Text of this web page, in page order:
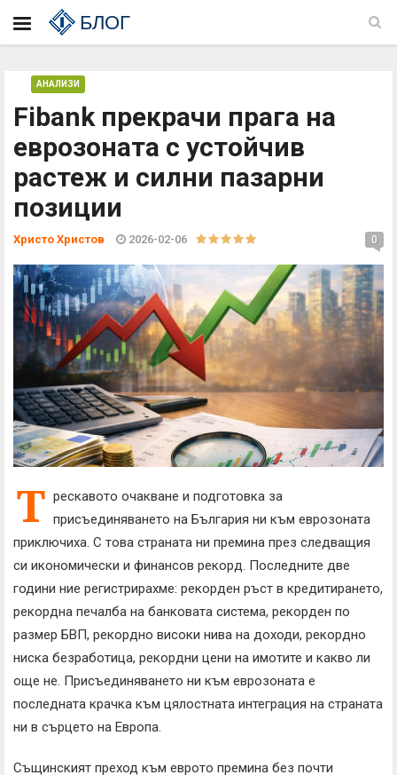
БЛОГ
Fibank прекрачи прага на
еврозоната с устойчив
растеж и силни пазарни
позиции
АНАЛИЗИ
Христо Христов 2026-02-06 0
Т рескавото очакване и подготовка за
присъединяването на България ни към еврозоната
приключиха. С това страната ни премина през следващия
си икономически и финансов рекорд. Последните две
години ние регистрирахме: рекорден ръст в кредитирането,
рекордна печалба на банковата система, рекорден по
размер БВП, рекордно високи нива на доходи, рекордно
ниска безработица, рекордни цени на имотите и какво ли
още не. Присъединяването ни към еврозоната е
последната крачка към цялостната интеграция на страната
ни в сърцето на Европа.
Същинският преход към еврото премина без почти